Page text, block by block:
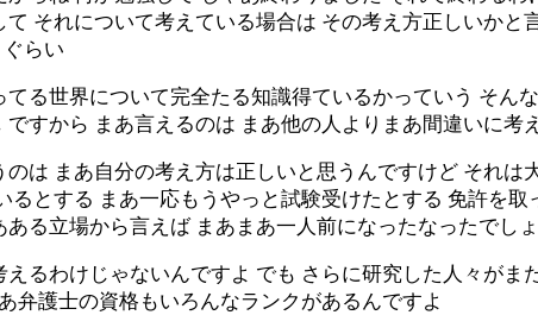
それについて考えている場合は その考え方正しいか
らい
る世界について完全たる知識得ているかっていう そん
すから まあ言えるのは まあ他の人よりまあ間違いに考
は まあ自分の考え方は正しいと思うんですけど それ
るとする まあ一応もうやっと試験受けたとする 免許を
る立場から言えば まあまあ一人前になったなったでし
るわけじゃないんですよ でも さらに研究した人々が
弁護士の資格もいろんなランクがあるんですよ